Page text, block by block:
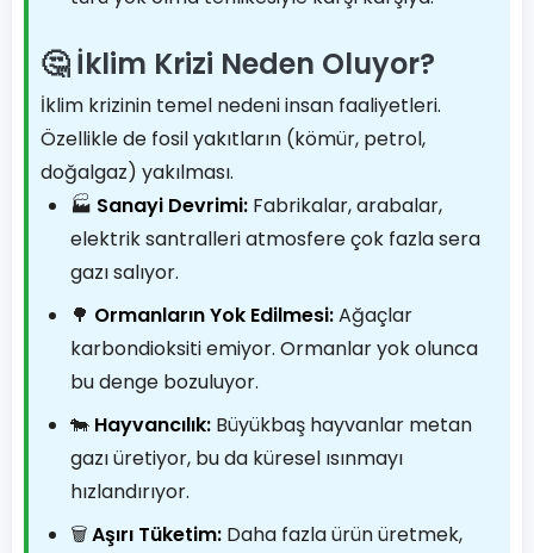
🤔 İklim Krizi Neden Oluyor?
İklim krizinin temel nedeni insan faaliyetleri.
Özellikle de fosil yakıtların (kömür, petrol,
doğalgaz) yakılması.
🏭 Sanayi Devrimi: Fabrikalar, arabalar,
elektrik santralleri atmosfere çok fazla sera
gazı salıyor.
🌳 Ormanların Yok Edilmesi:Ağaçlar
karbondioksiti emiyor. Ormanlar yok olunca
bu denge bozuluyor.
🐄 Hayvancılık: Büyükbaş hayvanlar metan
gazı üretiyor, bu da küresel ısınmayı
hızlandırıyor.
🗑️Aşırı Tüketim: Daha fazla ürün üretmek,